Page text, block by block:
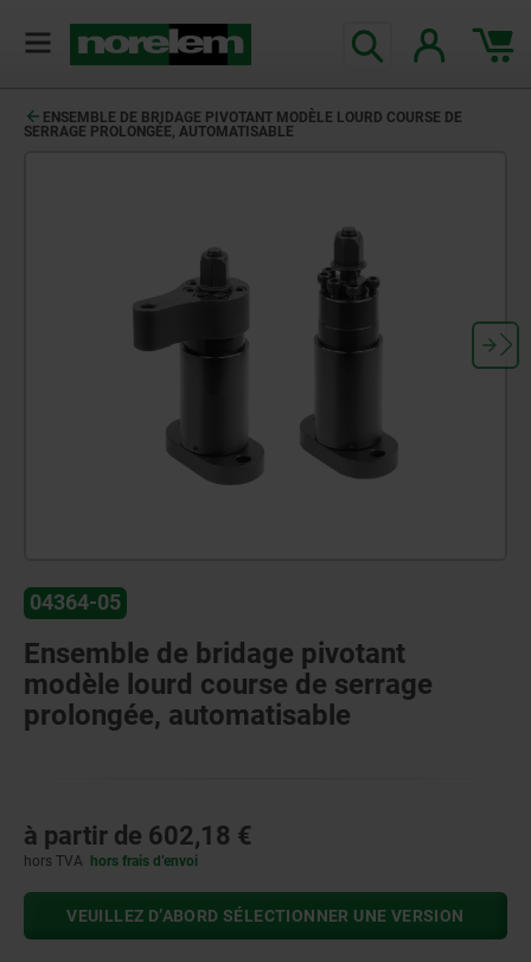
ENSEMBLE DE BRIDAGE PIVOTANT MODÈLE LOURD COURSE DE
SERRAGE PROLONGÉE, AUTOMATISABLE
04364-05
Ensemble de bridage pivotant
modèle lourd course de serrage
prolongée, automatisable
à partir de 602,18 €
hors TVA hors frais d’envoi
VEUILLEZ D’ABORD SÉLECTIONNER UNE VERSION